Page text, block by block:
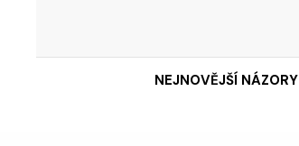
NEJNOVĚJŠÍ NÁZORY